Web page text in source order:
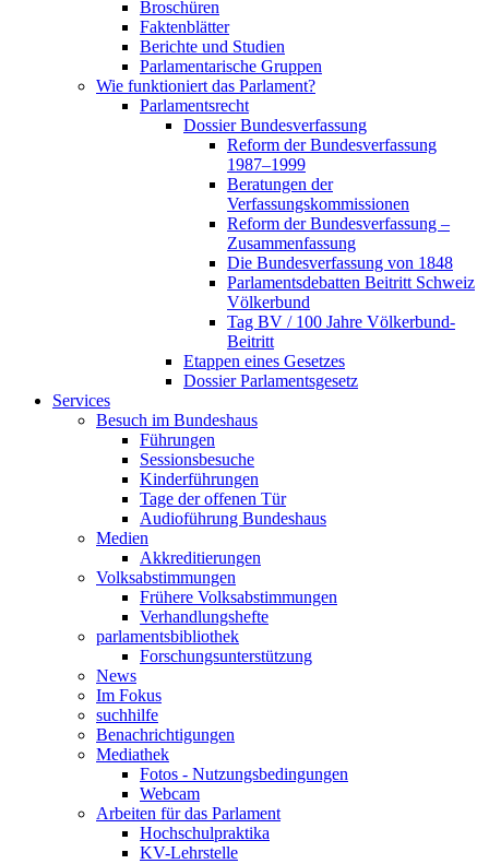
Broschüren
Faktenblätter
Berichte und Studien
Parlamentarische Gruppen
Wie funktioniert das Parlament?
Parlamentsrecht
Dossier Bundesverfassung
Reform der Bundesverfassung
1987–1999
Beratungen der
Verfassungskommissionen
Reform der Bundesverfassung –
Zusammenfassung
Die Bundesverfassung von 1848
Parlamentsdebatten Beitritt Schweiz
Völkerbund
Tag BV / 100 Jahre Völkerbund-
Beitritt
Etappen eines Gesetzes
Dossier Parlamentsgesetz
Services
Besuch im Bundeshaus
Führungen
Sessionsbesuche
Kinderführungen
Tage der offenen Tür
Audioführung Bundeshaus
Medien
Akkreditierungen
Volksabstimmungen
Frühere Volksabstimmungen
Verhandlungshefte
parlamentsbibliothek
Forschungsunterstützung
News
Im Fokus
suchhilfe
Benachrichtigungen
Mediathek
Fotos - Nutzungsbedingungen
Webcam
Arbeiten für das Parlament
Hochschulpraktika
KV-Lehrstelle